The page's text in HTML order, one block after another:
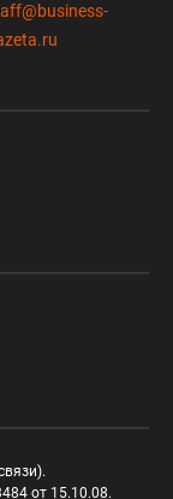
от 15.10.08.